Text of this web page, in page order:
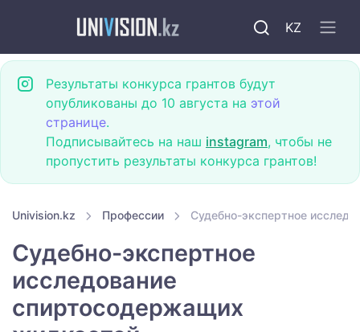
KZ
Результаты конкурса грантов будут
опубликованы до 10 августа на этой
странице.
Подписывайтесь на наш instagram, чтобы не
пропустить результаты конкурса грантов!
Univision.kz Профессии Судебно-экспертное
Судебно-экспертное
исследование
спиртосодержащих